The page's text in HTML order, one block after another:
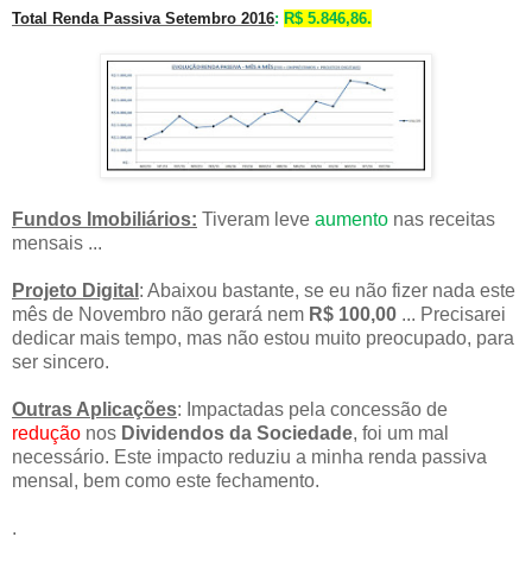
Total Renda Passiva Setembro 2016: R$ 5.846,86.
Fundos Imobiliários: Tiveram leve aumento nas receitas
mensais ...
Projeto Digital : Abaixou bastante, se eu não fizer nada este
mês de Novembro não gerará nem R$ 100,00 ... Precisarei
dedicar mais tempo, mas não estou muito preocupado, para
ser sincero.
Outras Aplicações: Impactadas pela concessão de
redução nos Dividendos da Sociedade, foi um mal
necessário. Este impacto reduziu a minha renda passiva
mensal, bem como este fechamento.
.